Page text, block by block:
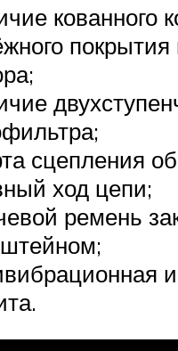
кованного
сцепления
ход цепи;
ремень